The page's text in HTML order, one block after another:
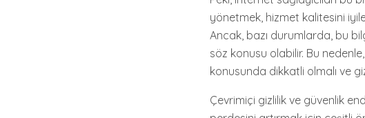
yönetmek, hizmet kalitesini
Ancak, bazı durumlarda, bu
söz konusu olabilir. Bu
konusunda dikkatli olmalı ve
Çevrimiçi gizlilik ve güvenlik